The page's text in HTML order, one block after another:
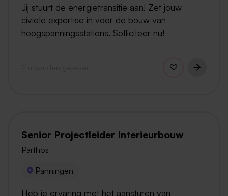
Jij stuurt de energietransitie aan! Zet jouw
civiele expertise in voor de bouw van
hoogspanningsstations. Solliciteer nu!
Senior Projectleider Interieurbouw
Parthos
Panningen
Heb je ervaring met het aansturen van